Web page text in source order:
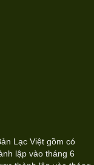
Lạc Việt gồm có
lập vào tháng 6